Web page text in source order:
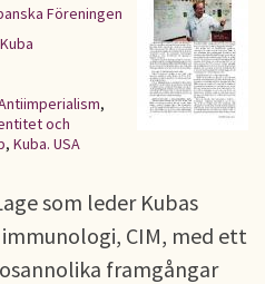
Föreningen
,
och
, Kuba. USA
som leder Kubas
CIM, med ett
framgångar